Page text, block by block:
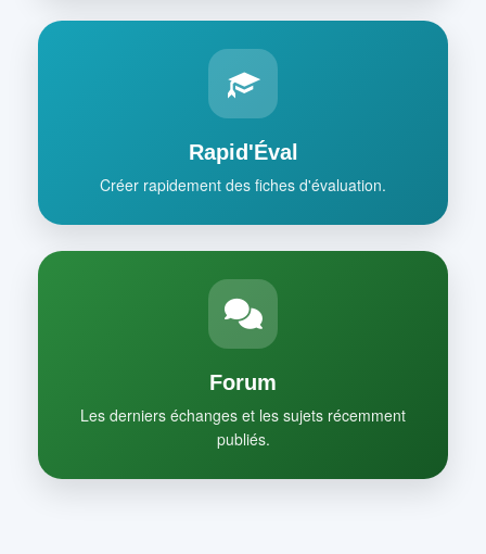
Rapid'Éval
Créer rapidement des fiches d'évaluation.
Forum
Les derniers échanges et les sujets récemment
publiés.